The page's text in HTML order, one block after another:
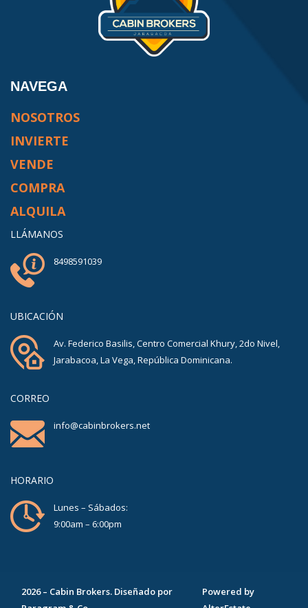
NAVEGA
NOSOTROS
INVIERTE
VENDE
COMPRA
ALQUILA
LLÁMANOS
8498591039
UBICACIÓN
Av. Federico Basilis, Centro Comercial Khury, 2do Nivel,
Jarabacoa, La Vega, República Dominicana.
CORREO
info@cabinbrokers.net
HORARIO
Lunes – Sábados:
9:00am – 6:00pm
2026– Cabin Brokers. Diseñado por
Powered by